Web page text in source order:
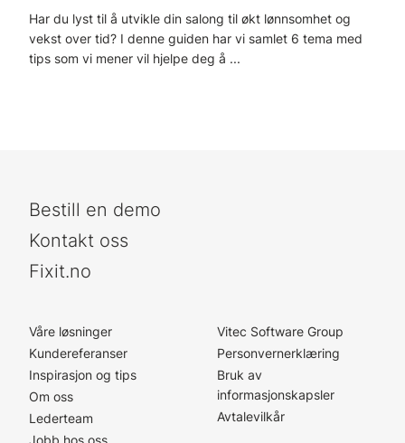
Har du lyst til å utvikle din salong til økt lønnsomhet og
vekst over tid? I denne guiden har vi samlet 6 tema med
tips som vi mener vil hjelpe deg å ...
Bestill en demo
Kontakt oss
Fixit.no
Våre løsninger
Kundereferanser
Inspirasjon og tips
Om oss
Lederteam
Jobb hos oss
Vitec Software Group
Personvernerklæring
Bruk av
informasjonskapsler
Avtalevilkår